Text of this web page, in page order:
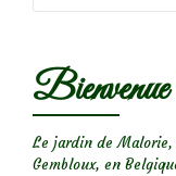
Le jardin de
Gembloux, en